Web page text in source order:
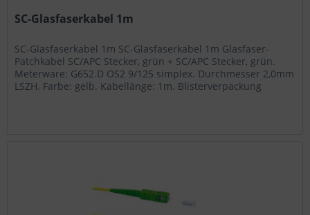
SC-Glasfaserkabel 1m
SC-Glasfaserkabel 1m SC-Glasfaserkabel 1m Glasfaser-
Patchkabel SC/APC Stecker, grün + SC/APC Stecker, grün.
Meterware: G652.D OS2 9/125 simplex. Durchmesser 2,0mm
LSZH. Farbe: gelb. Kabellänge: 1m. Blisterverpackung